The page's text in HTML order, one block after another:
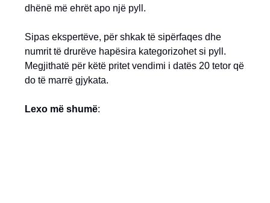
dhënë më ehrët apo një pyll.
Sipas ekspertëve, për shkak të sipërfaqes dhe
numrit të drurëve hapësira kategorizohet si pyll.
Megjithatë për këtë pritet vendimi i datës 20 tetor që
do të marrë gjykata.
Lexo më shumë: